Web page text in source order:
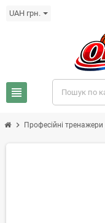
UAH грн.
view_headline
chevron_right Професійні тренажери